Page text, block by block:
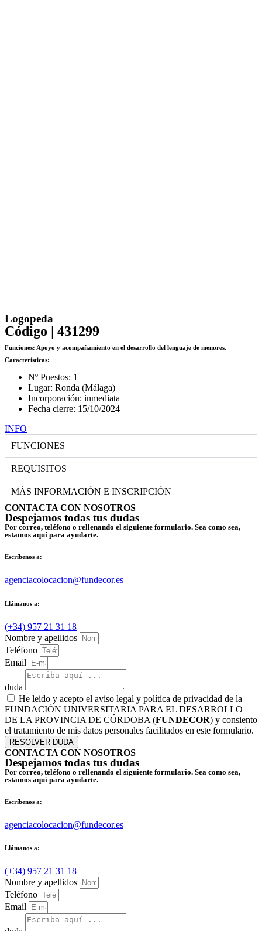
Logopeda
Código | 431299
Funciones: Apoyo y acompañamiento en el desarrollo del lenguaje de menores.
Características:
Nº Puestos: 1
Lugar: Ronda (Málaga)
Incorporación: inmediata
Fecha cierre: 15/10/2024
INFO
FUNCIONES
REQUISITOS
MÁS INFORMACIÓN E INSCRIPCIÓN
CONTACTA CON NOSOTROS
Despejamos todas tus dudas
Por correo, teléfono o rellenando el siguiente formulario. Sea como sea,
estamos aquí para ayudarte.
Escríbenos a:
agenciacolocacion@fundecor.es
Llámanos a:
(+34) 957 21 31 18
Nombre y apellidos
Teléfono
Email
duda
He leido y acepto el aviso legal y política de privacidad de la
FUNDACIÓN UNIVERSITARIA PARA EL DESARROLLO
DE LA PROVINCIA DE CÓRDOBA (FUNDECOR) y consiento
el tratamiento de mis datos personales facilitados en este formulario.
RESOLVER DUDA
CONTACTA CON NOSOTROS
Despejamos todas tus dudas
Por correo, teléfono o rellenando el siguiente formulario. Sea como sea,
estamos aquí para ayudarte.
Escríbenos a:
agenciacolocacion@fundecor.es
Llámanos a:
(+34) 957 21 31 18
Nombre y apellidos
Teléfono
Email